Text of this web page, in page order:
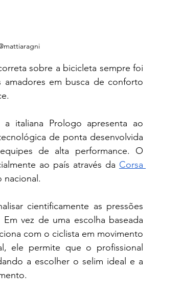
sobre a bicicleta sempre foi
em busca de conforto
a italiana Prologo apresenta ao
de ponta desenvolvida
de alta performance. O
ao país através da Corsa
nacional.
cientificamente as pressões
vez de uma escolha baseada
com o ciclista em movimento
ele permite que o profissional
a escolher o selim ideal e a